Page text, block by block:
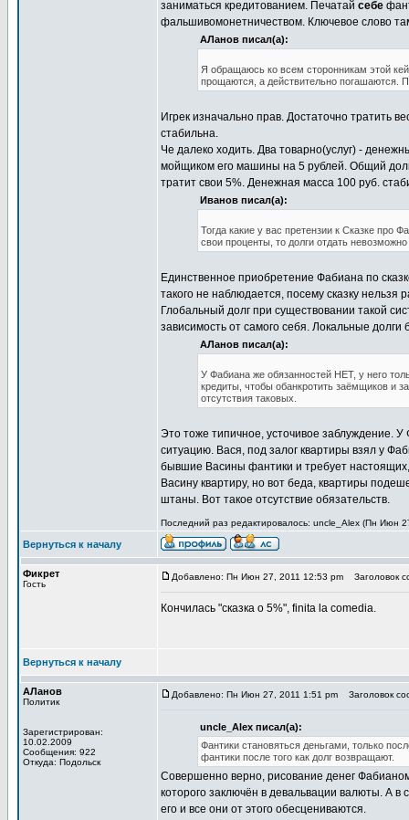
заниматься кредитованием. Печатай себе
фальшивомонетничеством. Ключевое слово
АЛанов писал(а):
Я обращаюсь ко всем сторонникам этой
прощаются, а действительно погашаются.
Игрек изначально прав. Достаточно тратить
стабильна.
Че далеко ходить. Два товарно(услуг) -
мойщиком его машины на 5 рублей. Общий
тратит свои 5%. Денежная масса 100 руб.
Иванов писал(а):
Тогда какие у вас претензии к Сказке про
свои проценты, то долги отдать
Единственное приобретение Фабиана по
такого не наблюдается, посему сказку
Глобальный долг при существовании такой
зависимость от самого себя. Локальные
АЛанов писал(а):
У Фабиана же обязанностей НЕТ, у него
кредиты, чтобы обанкротить заёмщиков и
отсутствия таковых.
Это тоже типичное, усточивое заблуждение.
ситуацию. Вася, под залог квартиры взял у
бывшие Васины фантики и требует
Васину квартиру, но вот беда, квартиры
штаны. Вот такое отсутствие обязательств.
Последний раз редактировалось: uncle_Alex (Пн Июн
Вернуться к началу
Фикрет
Гость
Добавлено: Пн Июн 27, 2011 12:53 pm Заголовок
Кончилась "сказка о 5%", finita la comedia.
Вернуться к началу
АЛанов
Политик
Зарегистрирован:
10.02.2009
Сообщения: 922
Откуда: Подольск
Добавлено: Пн Июн 27, 2011 1:51 pm Заголовок
uncle_Alex писал(а):
Фантики становяться деньгами, только
фантики после того как долг возвращают.
Совершенно верно, рисование денег
которого заключён в девальвации валюты. А в
его и все они от этого обесцениваются.